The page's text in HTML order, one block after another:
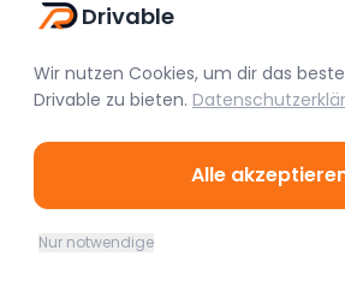
Porsche
McLaren
Tesla
Bentley
Aston Martin
Rolls Royce
Lotus
Drivable
Wir nutzen Cookies, um dir das
Drivable zu bieten.
Alle
Nur notwendige